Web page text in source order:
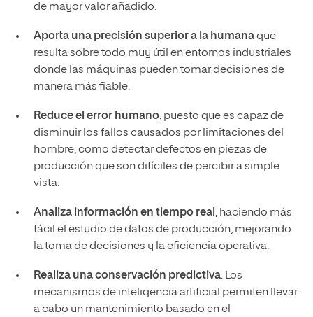
de mayor valor añadido.
Aporta una precisión superior a la humanaque
resulta sobre todo muy útil en entornos industriales
donde las máquinas pueden tomar decisiones de
manera más fiable.
Reduce el error humano, puesto que es capaz de
disminuir los fallos causados por limitaciones del
hombre, como detectar defectos en piezas de
producción que son difíciles de percibir a simple
vista.
Analiza información en tiempo real , haciendo más
fácil el estudio de datos de producción, mejorando
la toma de decisiones y la eficiencia operativa.
Realiza una conservación predictiva. Los
mecanismos de inteligencia artificial permiten llevar
a cabo un mantenimiento basado en el